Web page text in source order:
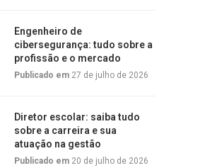
Engenheiro de
cibersegurança: tudo sobre a
profissão e o mercado
Publicado em 27 de julho de 2026
Diretor escolar: saiba tudo
sobre a carreira e sua
atuação na gestão
Publicado em 20 de julho de 2026